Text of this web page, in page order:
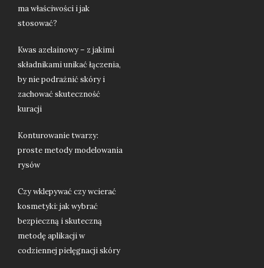
ma właściwości i jak
stosować?
Kwas azelainowy – z jakimi
składnikami unikać łączenia,
by nie podrażnić skóry i
zachować skuteczność
kuracji
Konturowanie twarzy:
proste metody modelowania
rysów
Czy wklepywać czy wcierać
kosmetyki: jak wybrać
bezpieczną i skuteczną
metodę aplikacji w
codziennej pielęgnacji skóry